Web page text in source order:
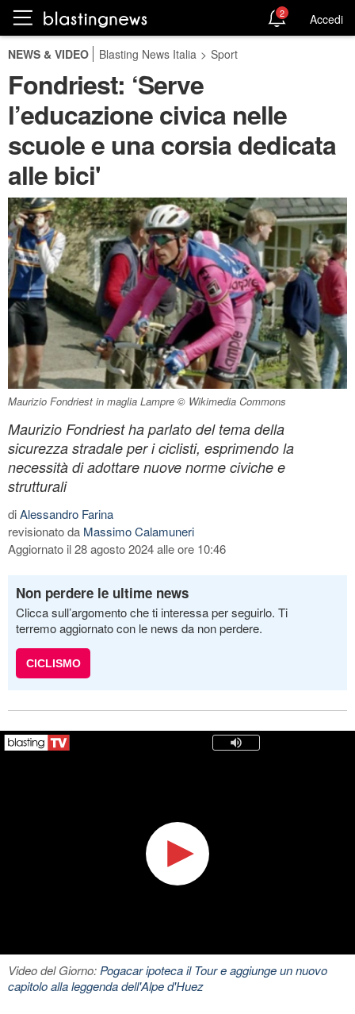
2 Accedi
NEWS & VIDEO Blasting News Italia > Sport
Fondriest: ‘Serve
l’educazione civica nelle
scuole e una corsia dedicata
alle bici'
Maurizio Fondriest in maglia Lampre © Wikimedia Commons
Maurizio Fondriest ha parlato del tema della
sicurezza stradale per i ciclisti, esprimendo la
necessità di adottare nuove norme civiche e
strutturali
diAlessandro Farina
revisionato da Massimo Calamuneri
Aggiornato il 28 agosto 2024 alle ore 10:46
Non perdere le ultime news
Clicca sull’argomento che ti interessa per seguirlo. Ti
terremo aggiornato con le news da non perdere.
CICLISMO
Video del Giorno:Pogacar ipoteca il Tour e aggiunge un nuovo
capitolo alla leggenda dell'Alpe d'Huez